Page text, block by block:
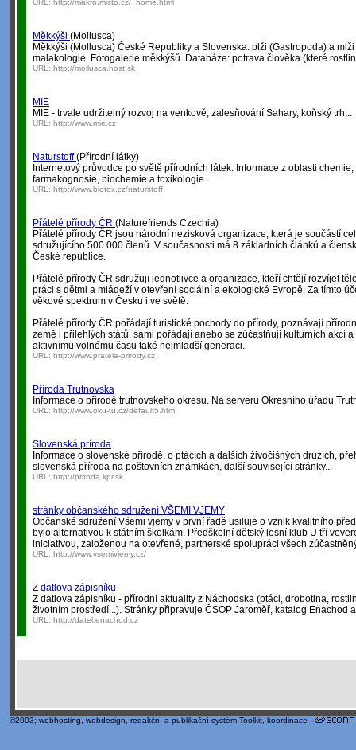
URL: http://makro.misto.cz/_home.html
Měkkýši (Mollusca)
Měkkýši (Mollusca) České Republiky a Slovenska: plži (Gastropoda) a
malakologie. Fotogalerie měkkýšů. Databáze: potrava člověka (které
URL: http://mollusca.host.sk
MIE
MIE - trvale udržitelný rozvoj na venkově, zalesňování Sahary, koňský trh,..
URL: http://www.mie.cz
Naturstoff(Přírodní látky)
Internetový průvodce po světě přírodních látek. Informace z oblasti
farmakognosie, biochemie a toxikologie.
URL: http://www.biotox.cz/naturstoff
Přátelé přírody ČR (Naturefriends Czechia)
Přátelé přírody ČR jsou národní nezisková organizace, která je součástí
sdružujícího 500.000 členů. V současnosti má 8 základních článků a
České republice.
Přátelé přírody ČR sdružují jednotlivce a organizace, kteří chtějí rozvíjet
práci s dětmi a mládeží v otevření sociální a ekologické Evropě. Za tímto
věkové spektrum v Česku i ve světě.
Přátelé přírody ČR pořádají turistické pochody do přírody, poznávají
země i přilehlých států, sami pořádají anebo se zúčastňují kulturních akcí
aktivnímu volnému času také nejmladší generaci.
URL: http://www.pratele-prirody.cz
Příroda Trutnovska
Informace o přírodě trutnovského okresu. Na serveru Okresního úřadu
URL: http://www.oku-tu.cz/default5.htm
Slovenská príroda
Informace o slovenské přírodě, o ptácích a dalších živočišných druzích,
slovenská příroda na poštovních známkách, další související stránky...
URL: http://priroda.kpr.sk
stránky občanského sdružení VŠEMI VJEMY
Občanské sdružení Všemi vjemy v první řadě usiluje o vznik kvalitního
bylo alternativou k státním školkám. Předškolní dětský lesní klub U tří
iniciativou, založenou na otevřené, partnerské spolupráci všech
URL: http://www.vsemivjemy.cz/
Z datlova zápisníku
Z datlova zápisníku - přírodní aktuality z Náchodska (ptáci, drobotina,
životním prostředí...). Stránky připravuje ČSOP Jaroměř, katalog Enachod
URL: http://datel.enachod.cz
©2003; webhosting webdesign redakční a publikační systém Toolkit , koordinace -